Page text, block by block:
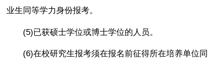
业生同等学力身份报考。
(5)已获硕士学位或博士学位的人员。
(6)在校研究生报考须在报名前征得所在培养单位同